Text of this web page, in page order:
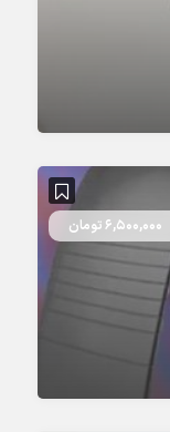
6,500,000 تومان